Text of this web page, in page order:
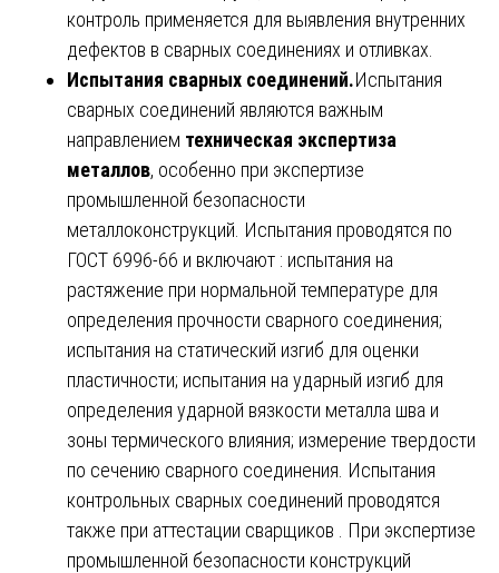
контроль применяется для выявления внутренних
дефектов в сварных соединениях и отливках.
Испытания сварных соединений.Испытания
сварных соединений являются важным
направлением техническая экспертиза
металлов, особенно при экспертизе
промышленной безопасности
металлоконструкций. Испытания проводятся по
ГОСТ 6996-66 и включают : испытания на
растяжение при нормальной температуре для
определения прочности сварного соединения;
испытания на статический изгиб для оценки
пластичности; испытания на ударный изгиб для
определения ударной вязкости металла шва и
зоны термического влияния; измерение твердости
по сечению сварного соединения. Испытания
контрольных сварных соединений проводятся
также при аттестации сварщиков . При экспертизе
промышленной безопасности конструкций